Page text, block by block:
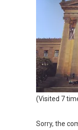
(Visited 7
Sorry, the